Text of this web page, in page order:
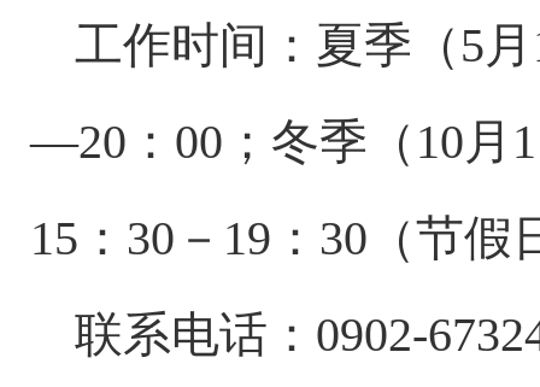
工作时间：夏季（5
—20：00；冬季（10月
15：30－19：30（节假
联系电话： 0902-